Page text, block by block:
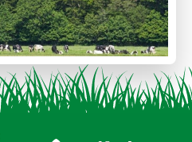
vie privée